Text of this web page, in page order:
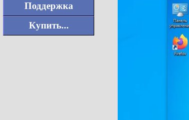
Поддержка
Купить...